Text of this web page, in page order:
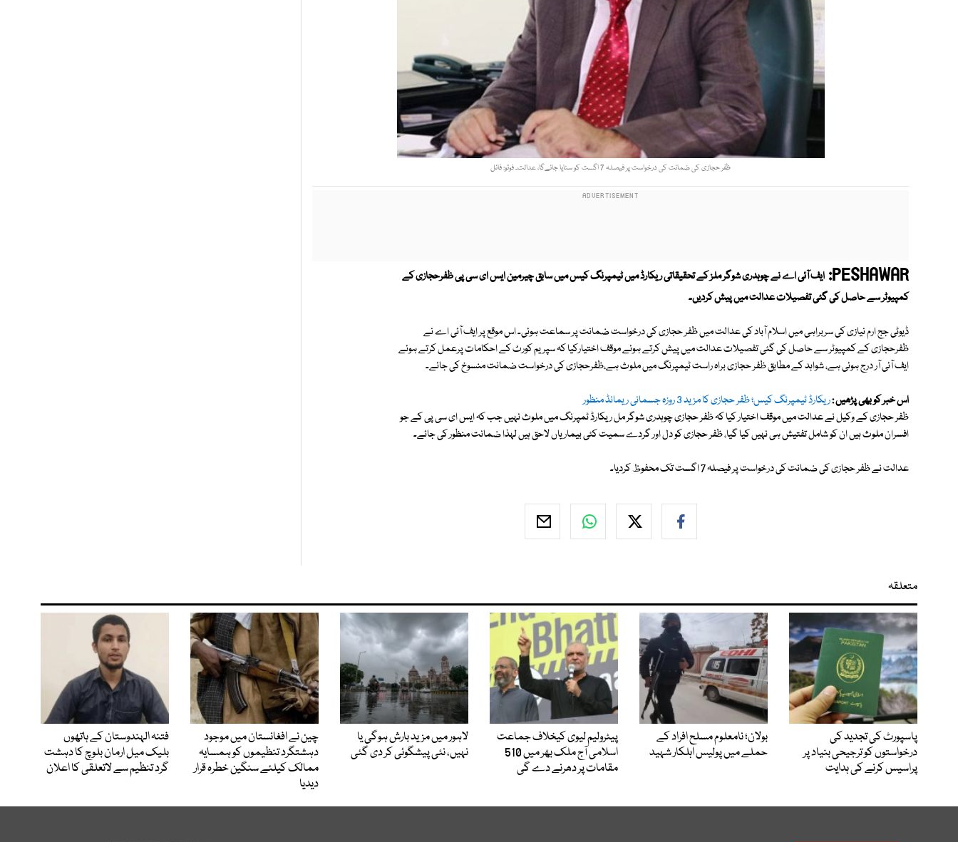
ظفر حجازی کی ضمانت کی درخواست پر فیصلہ 7 اگست کو سنایا جائےگا، عدالت۔ فوٹو: فائل
PESHAWAR: ایف آئی اے نے چوہدری شوگر ملز کے تحقیقاتی ریکارڈ میں ٹیمپرنگ کیس میں سابق چیرمین ایس ای سی پی ظفرحجازی کے
کمپیوٹر سے حاصل کی گئی تفصیلات عدالت میں پیش کردیں۔
ڈیوٹی جج ارم نیازی کی سربراہی میں اسلام آباد کی عدالت میں ظفر حجازی کی درخواست ضمانت پر سماعت ہوئی۔ اس موقع پر ایف آئی اے نے
ظفرحجازی کے کمپیوٹر سے حاصل کی گئی تفصیلات عدالت میں پیش کرتے ہوئے موقف اختیارکیا کہ سپریم کورٹ کے احکامات پرعمل کرتے ہوئے
ایف آئی آر درج ہوئی ہے، شواہد کے مطابق ظفر حجازی براہ راست ٹیمپرنگ میں ملوث ہے،ظفرحجازی کی درخواست ضمانت منسوخ کی جائے۔
اس خبر کو بھی پڑھیں :ریکارڈ ٹیمپرنگ کیس؛ ظفر حجازی کا مزید 3 روزہ جسمانی ریمانڈ منظور
ظفر حجازی کے وکیل نے عدالت میں موقف اختیار کیا کہ ظفر حجازی چوہدری شوگر مل ریکارڈ ٹمپرنگ میں ملوث نہیں جب کہ ایس ای سی پی کے جو
افسران ملوث ہیں ان کو شامل تفتیش ہی نہیں کیا گیا، ظفر حجازی کو دل اور گردے سمیت کئی بیماریاں لاحق ہیں لہذا ضمانت منظور کی جائے۔
عدالت نے ظفر حجازی کی ضمانت کی درخواست پر فیصلہ 7 اگست تک محفوظ کردیا۔
متعلقہ
پاسپورٹ کی تجدید کی
درخواستوں کو ترجیحی بنیاد پر
پراسیس کرنے کی ہدایت
بولان؛ نامعلوم مسلح افراد کے
حملے میں پولیس اہلکار شہید
پیٹرولیم لیوی کیخلاف جماعت
اسلامی آج ملک بھر میں 510
مقامات پر دھرنے دے گی
لاہور میں مزید بارش ہوگی یا
نہیں، نئی پیشگوئی کر دی گئی
چین نے افغانستان میں موجود
دہشتگرد تنظیموں کو ہمسایہ
ممالک کیلئے سنگین خطرہ قرار
دیدیا
فتنہ الہندوستان کے ہاتھوں
بلیک میل ارمان بلوچ کا دہشت
گرد تنظیم سے لاتعلقی کا اعلان